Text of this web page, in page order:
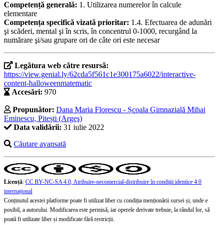
Competență generală: 1. Utilizarea numerelor în calcule
elementare
Competența specifică vizată prioritar: 1.4. Efectuarea de adunări
şi scăderi, mental şi în scris, în concentrul 0-1000, recurgând la
numărare şi/sau grupare ori de câte ori este necesar
Legătura web către resursă:
https://view.genial.ly/62cda5f561c1e300175a6022/interactive-
content-halloweenmatematic
Accesări: 970
Propunător: Dana Maria Florescu - Școala Gimnazială Mihai
Eminescu, Pitești (Argeş)
Data validării: 31 iulie 2022
Căutare avansată
Licență: CC BY-NC-SA 4.0, Atribuire-necomercial-distribuire în condiţii identice 4.0
internațional
Conținutul acestei platforme poate fi utilizat liber cu condiția menționării sursei și, unde e
posibil, a autorului. Modificarea este permisă, iar operele derivate trebuie, la rândul lor, să
poată fi utilizate liber și modificate fără restricții.